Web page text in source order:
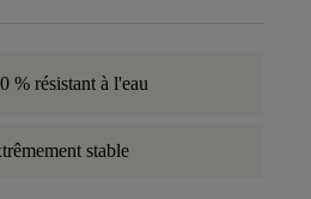
% résistant à l'eau
stable